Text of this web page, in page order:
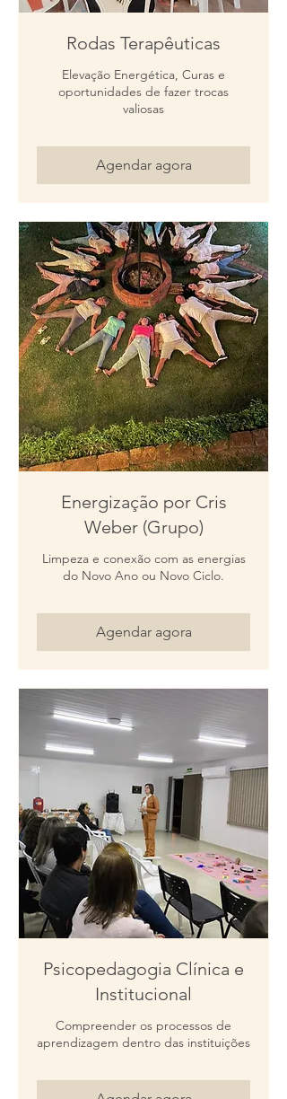
Rodas Terapêuticas
Elevação Energética, Curas e
oportunidades de fazer trocas
valiosas
Agendar agora
Energização por Cris
Weber (Grupo)
Limpeza e conexão com as energias
do Novo Ano ou Novo Ciclo.
Agendar agora
Psicopedagogia Clínica e
Institucional
Compreender os processos de
aprendizagem dentro das instituições